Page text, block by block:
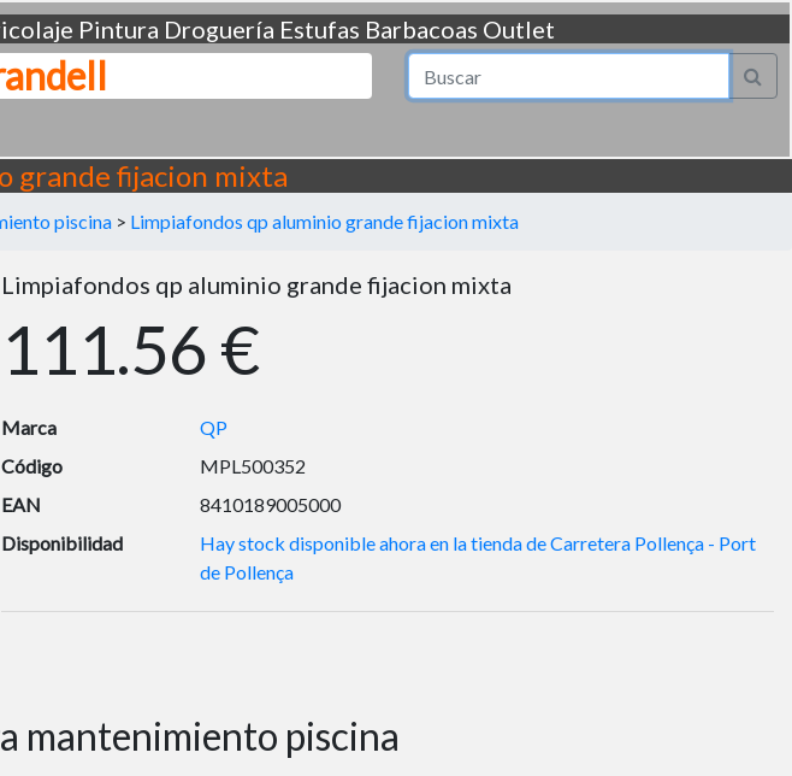
Pintura Droguería Estufas Barbacoas Outlet
grande fijacion mixta
piscina > Limpiafondos qp aluminio grande fijacion mixta
Limpiafondos qp aluminio grande fijacion mixta
111.56 €
Marca
QP
Código
MPL500352
EAN
8410189005000
Disponibilidad
Hay stock disponible ahora en la tienda de Carretera Pollença - Port
de Pollença
mantenimiento piscina